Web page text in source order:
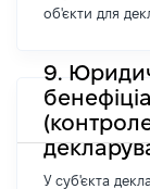
об'єкти для
9.
У суб'єкта